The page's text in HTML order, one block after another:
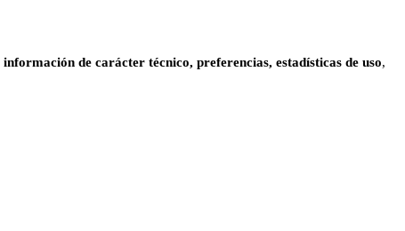
información de carácter técnico, preferencias, estadísticas de uso,